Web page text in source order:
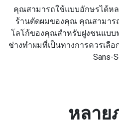
คุณสามารถใช้แบบอักษรได้ห
ร้านตัดผมของคุณ คุณสามาร
โลโก้ของคุณสำหรับฝูงชนแบบ
ช่างทำผมที่เป็นทางการควรเลื
Sans-
หลาย